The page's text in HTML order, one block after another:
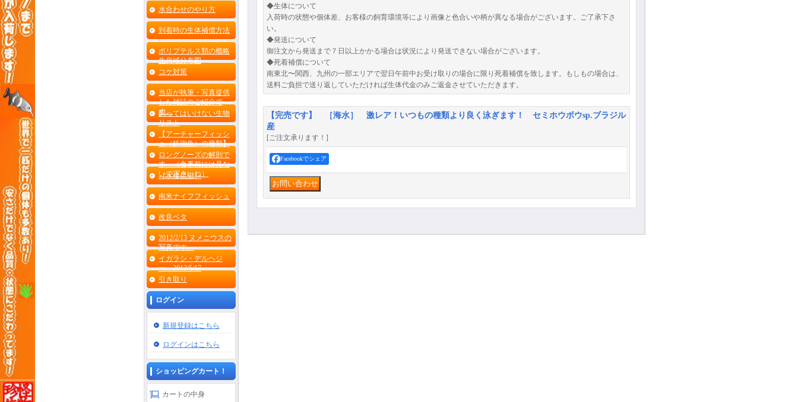
水合わせのやり方
到着時の生体補償方法
ポリプテルス類の概略
生息域分布図
コケ対策
当店が執筆・写真提供
した雑誌のご紹介で
す。
飼ってはいけない生物
リスト
【アーチャーフィッシ
ュ（鉄砲魚）の種類】
ロングノーズの解剖で
す （食事前には見な
いで下さいね）
［水棲昆虫］
南米ナイフフィッシュ
改良ベタ
2012/2/13 ヌメニウスの
写真です。
イガラシ・デルヘジ
ー 2012/5/17
引き取り
ログイン
新規登録はこちら
ログインはこちら
ショッピングカート！
カートの中身
◆生体について
入荷時の状態や個体差、お客様の飼育環境等により画像と色合いや柄が異なる場合がございます。ご了承下さ
い。
◆発送について
御注文から発送まで７日以上かかる場合は状況により発送できない場合がございます。
◆死着補償について
南東北〜関西、九州の一部エリアで翌日午前中お受け取りの場合に限り死着補償を致します。もしもの場合は、
送料ご負担で送り返していただければ生体代金のみご返金させていただきます。
【完売です】 ［海水］ 激レア！いつもの種類より良く泳ぎます！ セミホウボウsp.ブラジル
産
[ご注文承ります！]
Facebookでシェア